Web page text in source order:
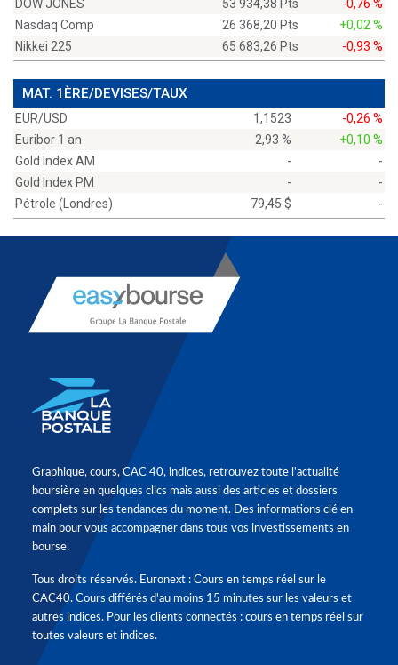
DOW JONES 53 934,38 Pts
-0,76 %
Nasdaq Comp
26 368,20 Pts
+0,02 %
Nikkei 225
65 683,26 Pts -0,93 %
MAT. 1ÈRE/DEVISES/TAUX
EUR/USD 1,1523
-0,26 %
Euribor 1 an
2,93 %
+0,10 %
Gold Index AM
-
-
Gold Index PM
-
-
Pétrole (Londres)
79,45 $ -
Graphique, cours, CAC 40, indices, retrouvez toute l'actualité
boursière en quelques clics mais aussi des articles et dossiers
complets sur les tendances du moment. Des informations clé en
main pour vous accompagner dans tous vos investissements en
bourse.
Tous droits réservés. Euronext : Cours en temps réel sur le
CAC40. Cours différés d'au moins 15 minutes sur les valeurs et
autres indices. Pour les clients connectés : cours en temps réel sur
toutes valeurs et indices.